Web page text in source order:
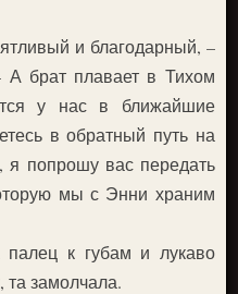
и благодарный, –
А брат плавает в Тихом
у нас в ближайшие
в обратный путь на
я попрошу вас передать
мы с Энни храним
к губам и лукаво
та замолчала.